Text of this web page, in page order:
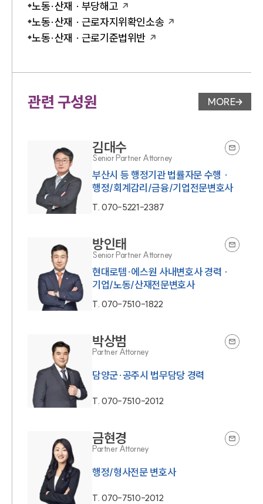
노동·산재 · 부당해고
노동·산재 · 근로자지위확인소송
노동·산재 · 근로기준법위반
관련 구성원 변호사 페
MORE
김대수
Senior Partner Attorney
부산시 등 행정기관 법률자문 수행 ·
행정/회계감리/금융/기업전문변호사
T.070-5221-2387
방인태
Senior Partner Attorney
현대로템·에스원 사내변호사 경력 ·
기업/노동/산재전문변호사
T.070-7510-1822
박상범
Partner Attorney
담양군·공주시 법무담당 경력
T.070-7510-2012
금현경
Partner Attorney
행정/형사전문 변호사
T.070-7510-2012